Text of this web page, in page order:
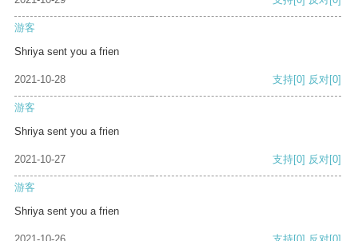
游客
Shriya sent you a frien
2021-10-28 支持[0] 反对[0]
游客
Shriya sent you a frien
2021-10-27 支持[0] 反对[0]
游客
Shriya sent you a frien